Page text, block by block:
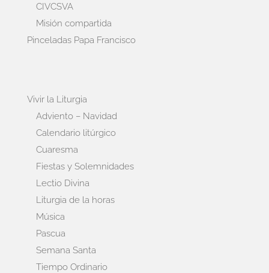
CIVCSVA
Misión compartida
Pinceladas Papa Francisco
Vivir la Liturgia
Adviento – Navidad
Calendario litúrgico
Cuaresma
Fiestas y Solemnidades
Lectio Divina
Liturgia de la horas
Música
Pascua
Semana Santa
Tiempo Ordinario